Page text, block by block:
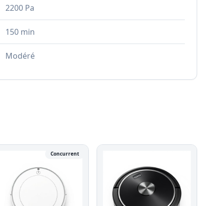
2200 Pa
150 min
Modéré
Concurrent